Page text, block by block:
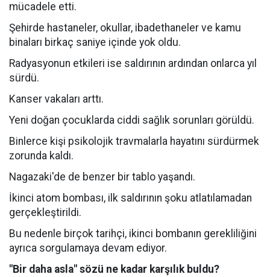
mücadele etti.
Şehirde hastaneler, okullar, ibadethaneler ve kamu
binaları birkaç saniye içinde yok oldu.
Radyasyonun etkileri ise saldırının ardından onlarca yıl
sürdü.
Kanser vakaları arttı.
Yeni doğan çocuklarda ciddi sağlık sorunları görüldü.
Binlerce kişi psikolojik travmalarla hayatını sürdürmek
zorunda kaldı.
Nagazaki'de de benzer bir tablo yaşandı.
İkinci atom bombası, ilk saldırının şoku atlatılamadan
gerçekleştirildi.
Bu nedenle birçok tarihçi, ikinci bombanın gerekliliğini
ayrıca sorgulamaya devam ediyor.
"Bir daha asla" sözü ne kadar karşılık buldu?